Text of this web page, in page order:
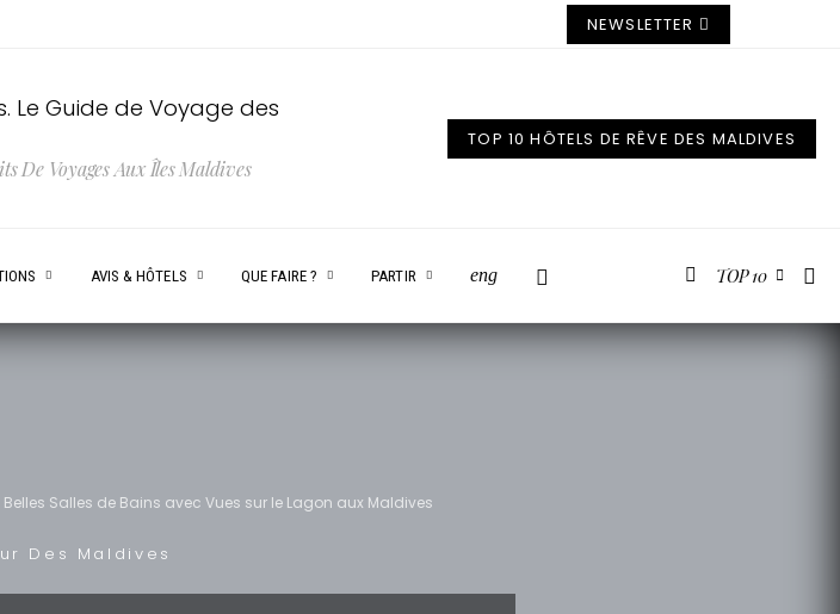
NEWSLETTER
De Voyages Aux Îles Maldives
TOP 10 HÔTELS DE RÊVE DES MALDIVES
AVIS & HÔTELS QUE FAIRE ? PARTIR eng TOP 10
Belles Salles de Bains avec Vues sur le Lagon aux Maldives
Des Maldives